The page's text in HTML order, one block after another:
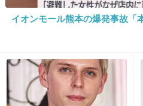
イオンモール熊本の爆発事故「